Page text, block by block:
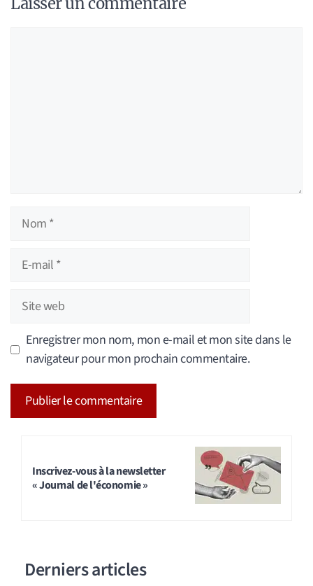
Nom
Site
web
Enregistrer mon nom, mon e-mail et mon site dans le
navigateur pour mon prochain commentaire.
Inscrivez-vous à la newsletter
« Journal de l'économie »
Derniers articles